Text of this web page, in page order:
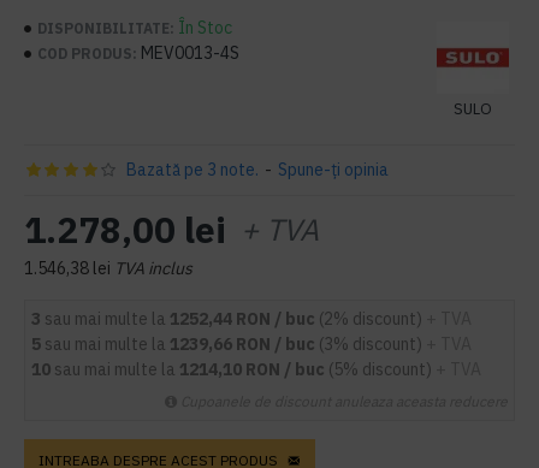
DISPONIBILITATE: În Stoc
COD PRODUS: MEV0013-4S
SULO
Bazată pe 3 note. - Spune-ţi opinia
1.278,00 lei + TVA
1.546,38 lei TVA inclus
3 sau mai multe la 1252,44 RON / buc (2% discount)
5 sau mai multe la 1239,66 RON / buc (3% discount)
10 sau mai multe la 1214,10 RON / buc (5% discount)
INTREABA DESPRE ACEST PRODUS